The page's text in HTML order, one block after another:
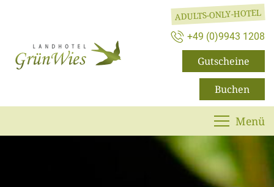
ADULTS-ONLY-HOTEL
+49 (0)9943 1208
Gutscheine
Buchen
Menü